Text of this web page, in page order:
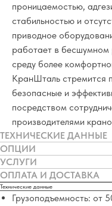
проницаемостью,
стабильностью и
приводное
работает в бесшумном
среду более
КранШталь стремится
безопасные и
посредством
производителями
ТЕХНИЧЕСКИЕ ДАННЫЕ
ОПЦИИ
УСЛУГИ
ОПЛАТА И ДОСТАВКА
Технические данные
Грузоподъемность: от